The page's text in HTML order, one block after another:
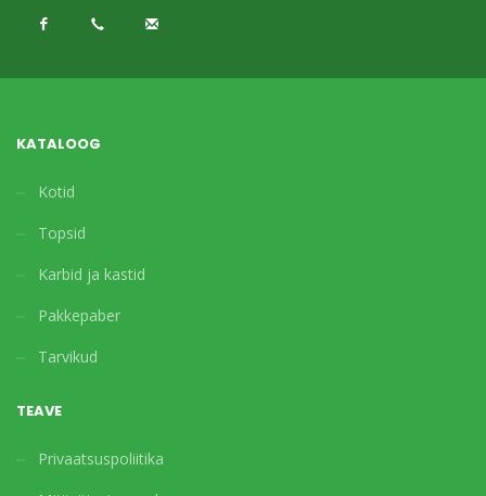
KATALOOG
Kotid
Topsid
Karbid ja kastid
Pakkepaber
Tarvikud
TEAVE
Privaatsuspoliitika